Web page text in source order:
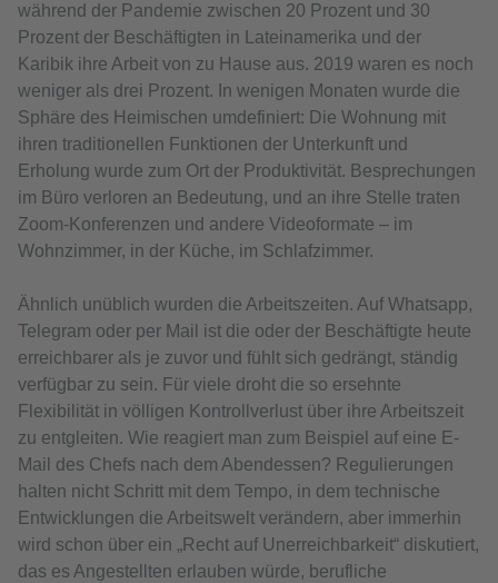
während der Pandemie zwischen 20 Prozent und 30
Prozent der Beschäftigten in Lateinamerika und der
Karibik ihre Arbeit von zu Hause aus. 2019 waren es noch
weniger als drei Prozent. In wenigen Monaten wurde die
Sphäre des Heimischen umdefiniert: Die Wohnung mit
ihren traditionellen Funktionen der Unterkunft und
Erholung wurde zum Ort der Produktivität. Besprechungen
im Büro verloren an Bedeutung, und an ihre Stelle traten
Zoom-Konferenzen und andere Videoformate – im
Wohnzimmer, in der Küche, im Schlafzimmer.
Ähnlich unüblich wurden die Arbeitszeiten. Auf Whatsapp,
Telegram oder per Mail ist die oder der Beschäftigte heute
erreichbarer als je zuvor und fühlt sich gedrängt, ständig
verfügbar zu sein. Für viele droht die so ersehnte
Flexibilität in völligen Kontrollverlust über ihre Arbeitszeit
zu entgleiten. Wie reagiert man zum Beispiel auf eine E-
Mail des Chefs nach dem Abendessen? Regulierungen
halten nicht Schritt mit dem Tempo, in dem technische
Entwicklungen die Arbeitswelt verändern, aber immerhin
wird schon über ein „Recht auf Unerreichbarkeit“ diskutiert,
das es Angestellten erlauben würde, berufliche